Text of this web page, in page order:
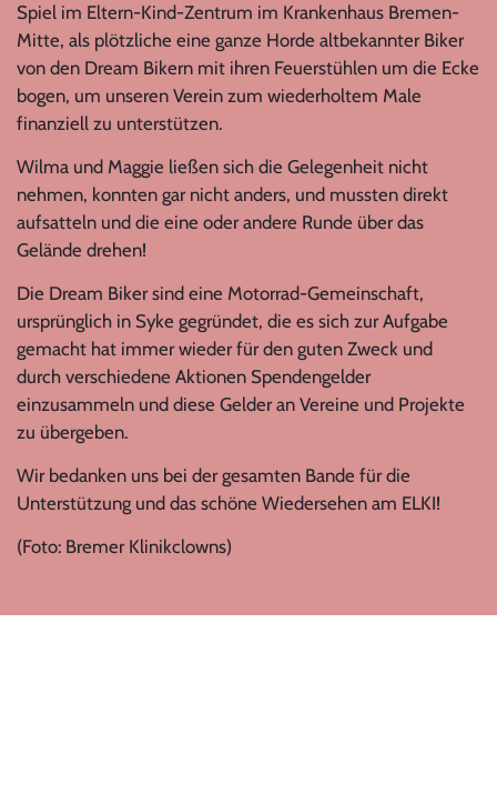
Spiel im Eltern-Kind-Zentrum im Krankenhaus Bremen-
Mitte, als plötzliche eine ganze Horde altbekannter Biker
von den Dream Bikern mit ihren Feuerstühlen um die Ecke
bogen, um unseren Verein zum wiederholtem Male
finanziell zu unterstützen.
Wilma und Maggie ließen sich die Gelegenheit nicht
nehmen, konnten gar nicht anders, und mussten direkt
aufsatteln und die eine oder andere Runde über das
Gelände drehen!
Die Dream Biker sind eine Motorrad-Gemeinschaft,
ursprünglich in Syke gegründet, die es sich zur Aufgabe
gemacht hat immer wieder für den guten Zweck und
durch verschiedene Aktionen Spendengelder
einzusammeln und diese Gelder an Vereine und Projekte
zu übergeben.
Wir bedanken uns bei der gesamten Bande für die
Unterstützung und das schöne Wiedersehen am ELKI!
(Foto: Bremer Klinikclowns)